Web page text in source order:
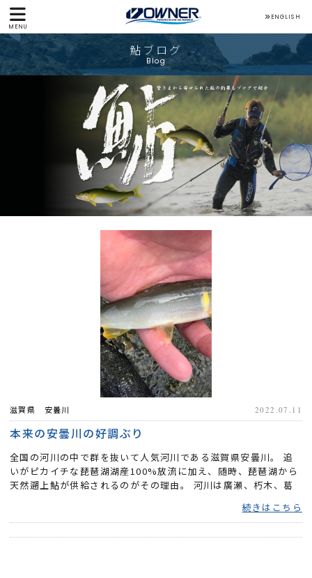
MENU
ENGLISH
鮎ブログ
Blog
滋賀県 安曇川 2022.07.11
本来の安曇川の好調ぶり
全国の河川の中で群を抜いて人気河川である滋賀県安曇川。 追
いがピカイチな琵琶湖湖産100%放流に加え、随時、琵琶湖から
天然遡上鮎が供給されるのがその理由。 河川は廣瀬、朽木、葛
続きはこちら